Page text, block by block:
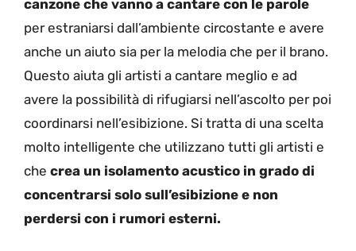
canzone che vanno a cantare con le parole
per estraniarsi dall’ambiente circostante e avere
anche un aiuto sia per la melodia che per il brano.
Questo aiuta gli artisti a cantare meglio e ad
avere la possibilità di rifugiarsi nell’ascolto per poi
coordinarsi nell’esibizione. Si tratta di una scelta
molto intelligente che utilizzano tutti gli artisti e
che crea un isolamento acustico in grado di
concentrarsi solo sull’esibizione e non
perdersi con i rumori esterni.